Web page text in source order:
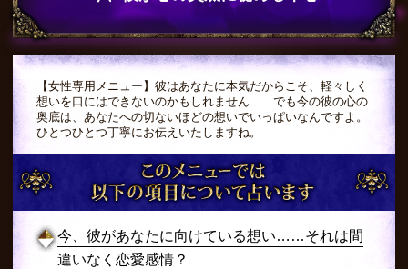
【女性専用メニュー】彼はあなたに本気だからこそ、軽々しく
想いを口にはできないのかもしれません……でも今の彼の心の
奥底は、あなたへの切ないほどの想いでいっぱいなんですよ。
ひとつひとつ丁寧にお伝えいたしますね。
今、彼があなたに向けている想い……それは間
違いなく恋愛感情？